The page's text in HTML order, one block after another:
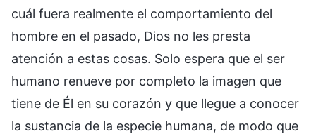
cuál fuera realmente el comportamiento del
hombre en el pasado, Dios no les presta
atención a estas cosas. Solo espera que el ser
humano renueve por completo la imagen que
tiene de Él en su corazón y que llegue a conocer
la sustancia de la especie humana, de modo que